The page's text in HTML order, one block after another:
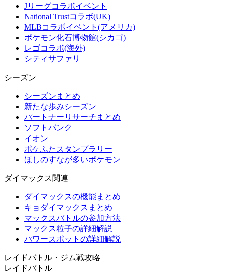
Jリーグコラボイベント
National Trustコラボ(UK)
MLBコラボイベント(アメリカ)
ポケモン化石博物館(シカゴ)
レゴコラボ(海外)
シティサファリ
シーズン
シーズンまとめ
新たな歩みシーズン
パートナーリサーチまとめ
ソフトバンク
イオン
ポケふたスタンプラリー
ほしのすなが多いポケモン
ダイマックス関連
ダイマックスの機能まとめ
キョダイマックスまとめ
マックスバトルの参加方法
マックス粒子の詳細解説
パワースポットの詳細解説
レイドバトル・ジム戦攻略
レイドバトル